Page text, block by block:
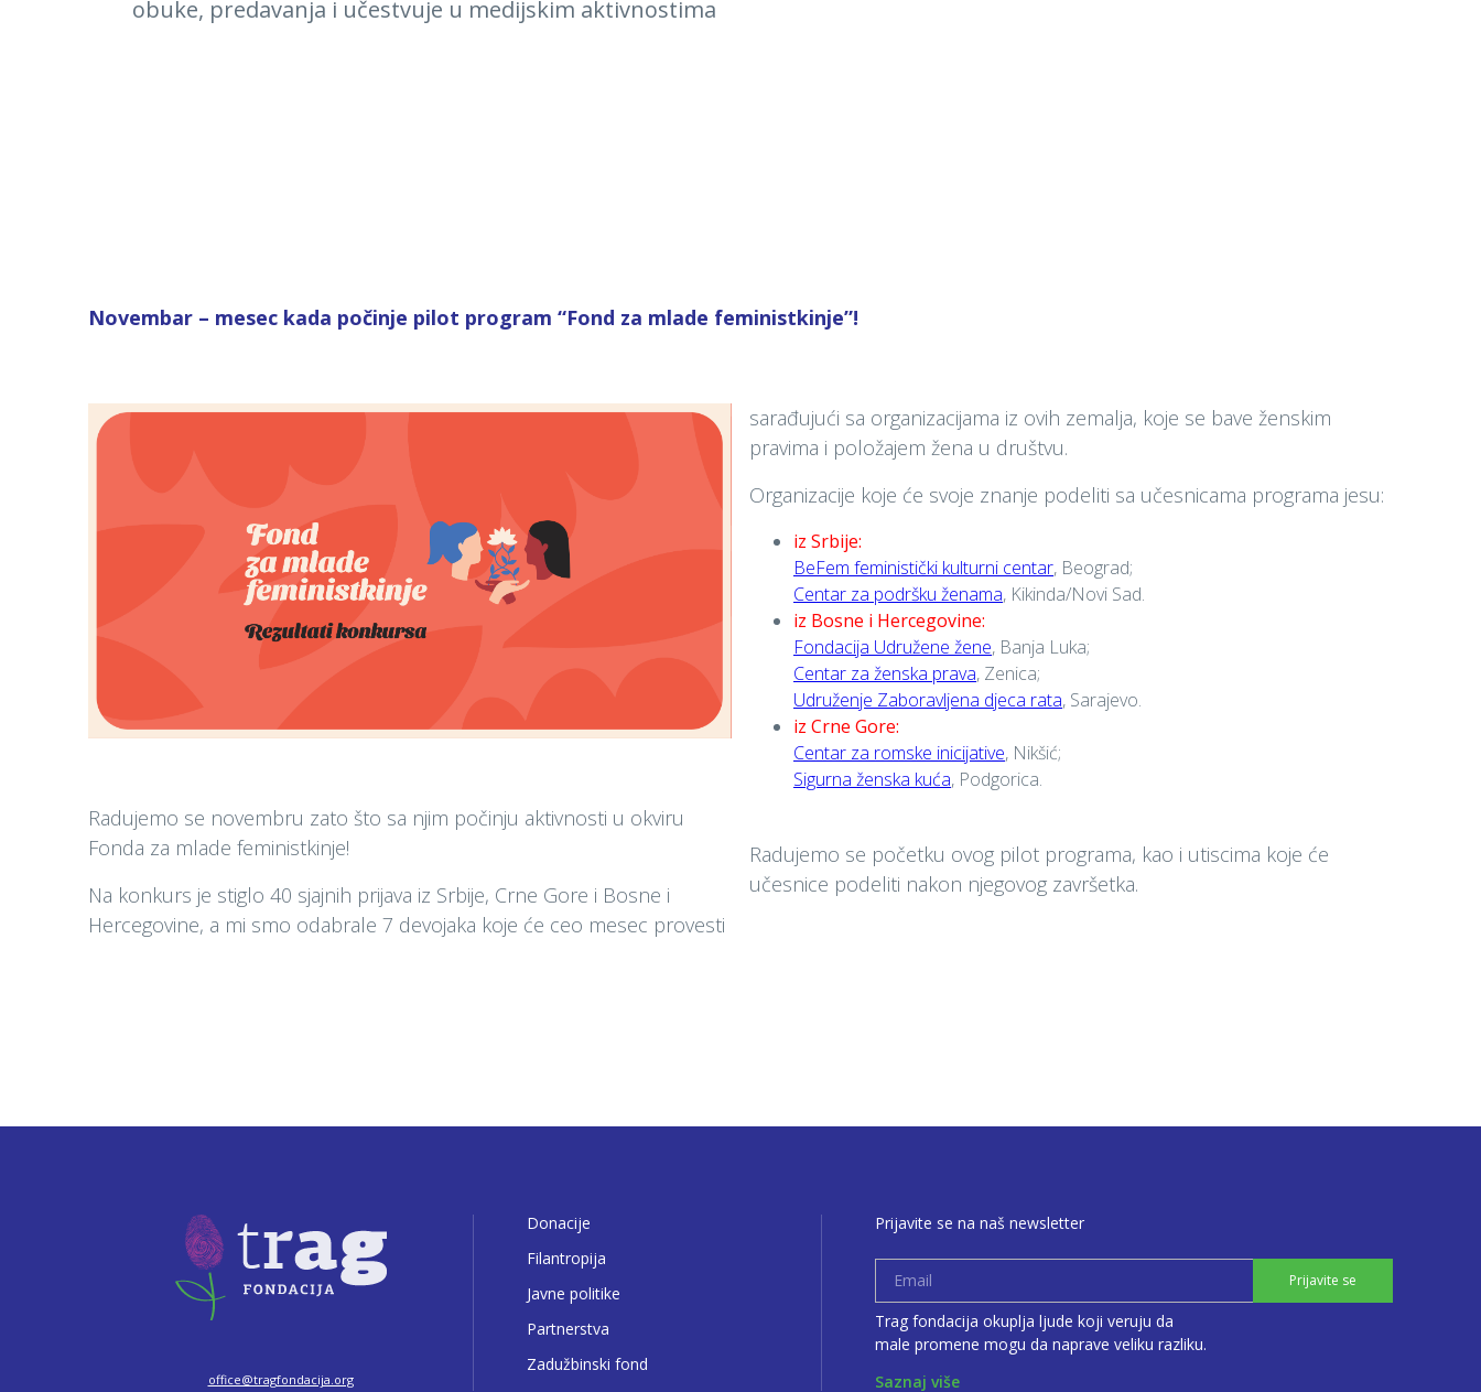
obuke, predavanja i učestvuje u medijskim aktivnostima
Novembar – mesec kada počinje pilot program “Fond za mlade feministkinje”!
Radujemo se novembru zato što sa njim počinju aktivnosti u okviru
Fonda za mlade feministkinje!
Na konkurs je stiglo 40 sjajnih prijava iz Srbije, Crne Gore i Bosne i
Hercegovine, a mi smo odabrale 7 devojaka koje će ceo mesec provesti
sarađujući sa organizacijama iz ovih zemalja, koje se bave ženskim
pravima i položajem žena u društvu.
Organizacije koje će svoje znanje podeliti sa učesnicama programa jesu:
iz Srbije:
BeFem feministički kulturni centar, Beograd;
Centar za podršku ženama, Kikinda/Novi Sad.
iz Bosne i Hercegovine:
Fondacija Udružene žene, Banja Luka;
Centar za ženska prava, Zenica;
Udruženje Zaboravljena djeca rata, Sarajevo.
iz Crne Gore:
Centar za romske inicijative, Nikšić;
Sigurna ženska kuća, Podgorica.
Radujemo se početku ovog pilot programa, kao i utiscima koje će
učesnice podeliti nakon njegovog završetka.
office@tragfondacija.org
Donacije
Filantropija
Javne politike
Partnerstva
Zadužbinski fond
Prijavite se na naš newsletter
Prijavite se
Trag fondacija okuplja ljude koji veruju da
male promene mogu da naprave veliku razliku.
Saznaj više